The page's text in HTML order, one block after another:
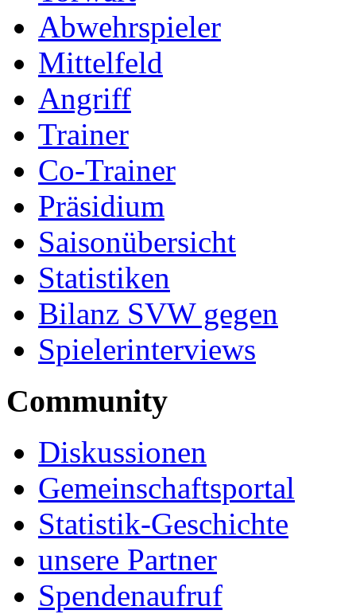
Abwehrspieler
Mittelfeld
Angriff
Trainer
Co-Trainer
Präsidium
Saisonübersicht
Statistiken
Bilanz SVW gegen
Spielerinterviews
Community
Diskussionen
Gemeinschaftsportal
Statistik-Geschichte
unsere Partner
Spendenaufruf